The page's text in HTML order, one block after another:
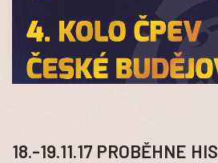
18.-19.11.17 PROBĚHNE